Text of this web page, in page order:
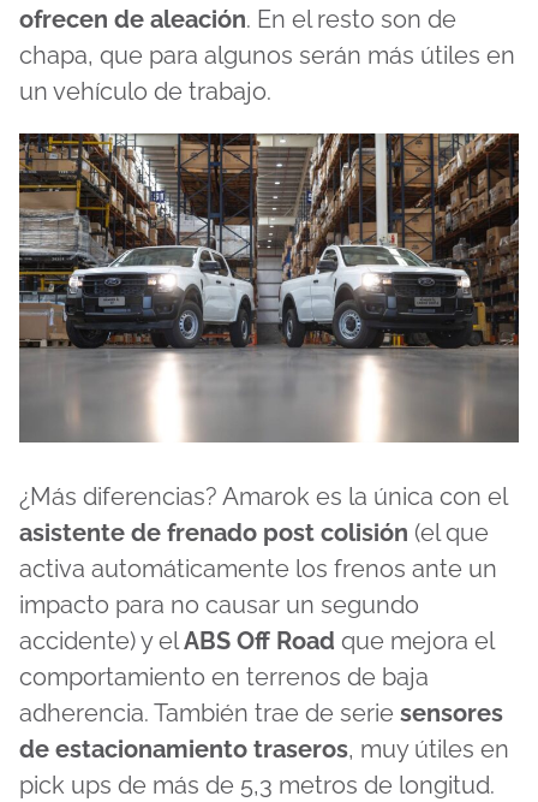
ofrecen de aleación. En el resto son de
chapa, que para algunos serán más útiles en
un vehículo de trabajo.
¿Más diferencias? Amarok es la única con el
asistente de frenado post colisión (el que
activa automáticamente los frenos ante un
impacto para no causar un segundo
accidente) y elABS Off Road que mejora el
comportamiento en terrenos de baja
adherencia. También trae de serie sensores
de estacionamiento traseros, muy útiles en
pick ups de más de 5,3 metros de longitud.